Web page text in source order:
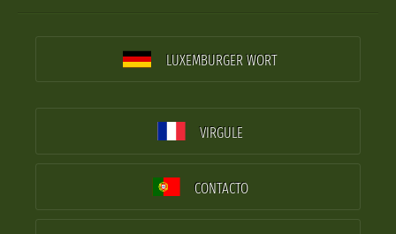
LUXEMBURGER WORT
VIRGULE
CONTACTO